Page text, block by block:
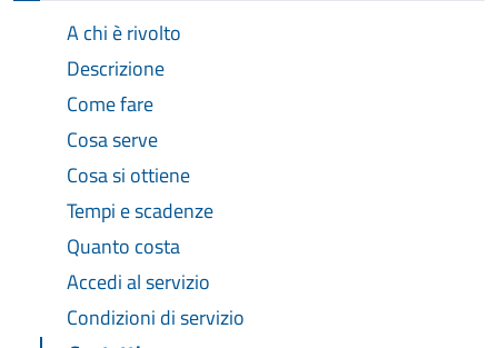
A chi è rivolto
Descrizione
Come fare
Cosa serve
Cosa si ottiene
Tempi e scadenze
Quanto costa
Accedi al servizio
Condizioni di servizio